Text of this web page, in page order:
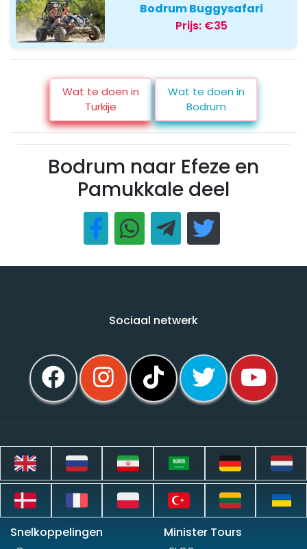
Bodrum Buggysafari
Prijs: €35
Wat te doen in
Turkije
Wat te doen in
Bodrum
Bodrum naar Efeze en
Pamukkale deel
Sociaal netwerk
Snelkoppelingen Minister Tours